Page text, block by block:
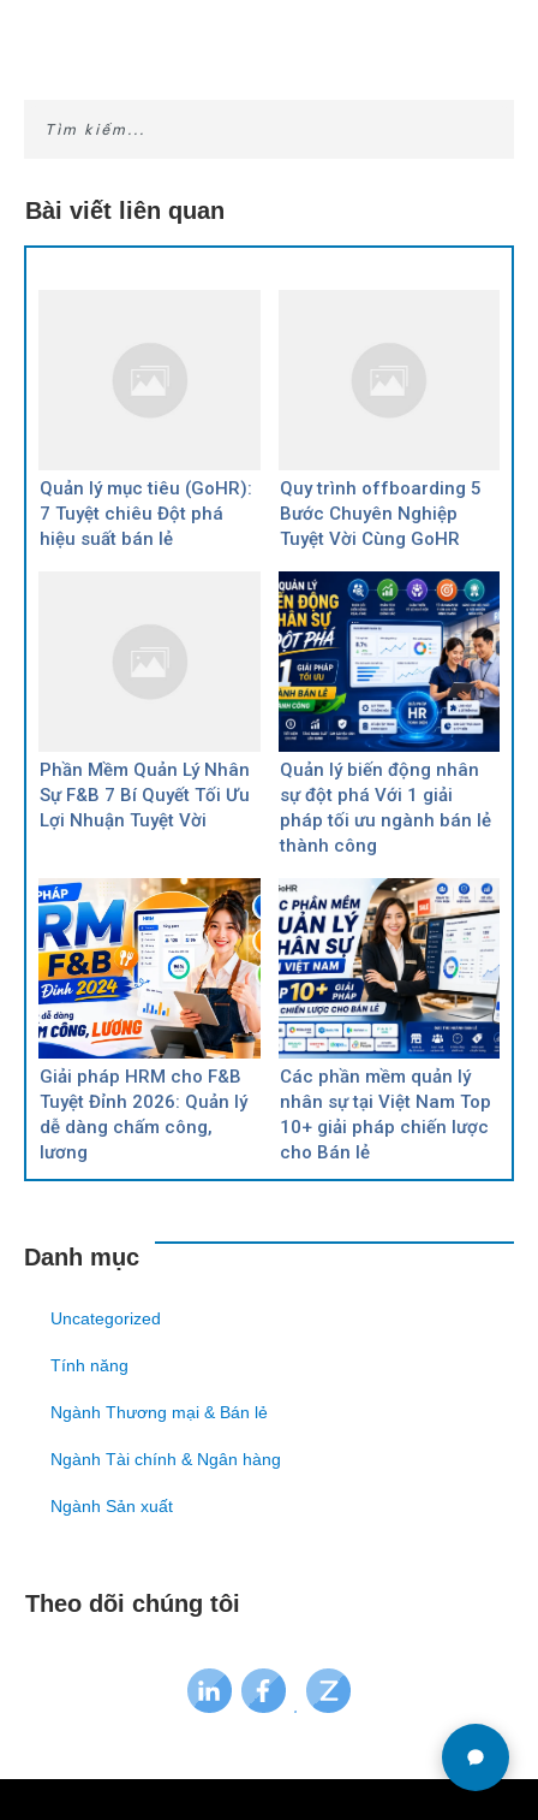
Bài viết liên quan
Quản lý mục tiêu (GoHR):
7 Tuyệt chiêu Đột phá
hiệu suất bán lẻ
Quy trình offboarding 5
Bước Chuyên Nghiệp
Tuyệt Vời Cùng GoHR
Phần Mềm Quản Lý Nhân
Sự F&B 7 Bí Quyết Tối Ưu
Lợi Nhuận Tuyệt Vời
Quản lý biến động nhân
sự đột phá Với 1 giải
pháp tối ưu ngành bán lẻ
thành công
Giải pháp HRM cho F&B
Tuyệt Đỉnh 2026: Quản lý
dễ dàng chấm công,
lương
Các phần mềm quản lý
nhân sự tại Việt Nam Top
10+ giải pháp chiến lược
cho Bán lẻ
Danh mục
Uncategorized
Tính năng
Ngành Thương mại & Bán lẻ
Ngành Tài chính & Ngân hàng
Ngành Sản xuất
Theo dõi chúng tôi